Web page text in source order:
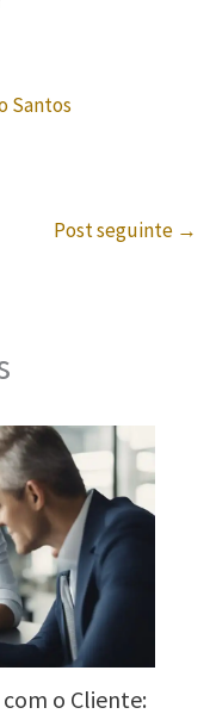
Santos
Post seguinte →
o Cliente: